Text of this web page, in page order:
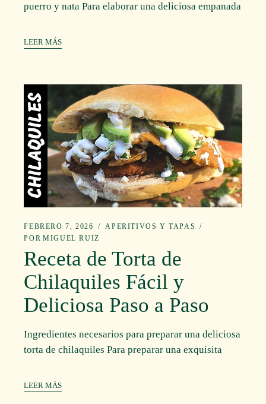
puerro y nata Para elaborar una deliciosa empanada
LEER MÁS
FEBRERO 7, 2026
APERITIVOS Y TAPAS
POR MIGUEL RUIZ
Receta de Torta de
Chilaquiles Fácil y
Deliciosa Paso a Paso
Ingredientes necesarios para preparar una deliciosa
torta de chilaquiles Para preparar una exquisita
LEER MÁS